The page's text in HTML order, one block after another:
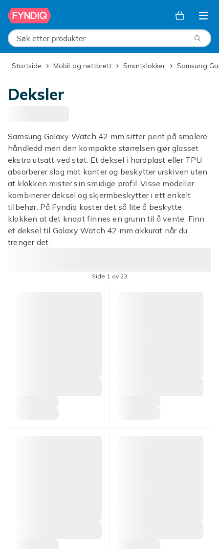
Hopp til hovedinnhold
Søk etter produkter
Startside Mobil og nettbrett Smartklokker Samsung
Deksler
Samsung Galaxy Watch 42 mm sitter pent på smalere
håndledd men den kompakte størrelsen gjør glasset
ekstra utsatt ved støt. Et deksel i hardplast eller TPU
absorberer slag mot kanter og beskytter urskiven uten
at klokken mister sin smidige profil. Visse modeller
kombinerer deksel og skjermbeskytter i ett enkelt
tilbehør. På Fyndiq koster det så lite å beskytte
klokken at det knapt finnes en grunn til å vente. Finn
et deksel til Galaxy Watch 42 mm akkurat når du
trenger det.
Side 1 av 23